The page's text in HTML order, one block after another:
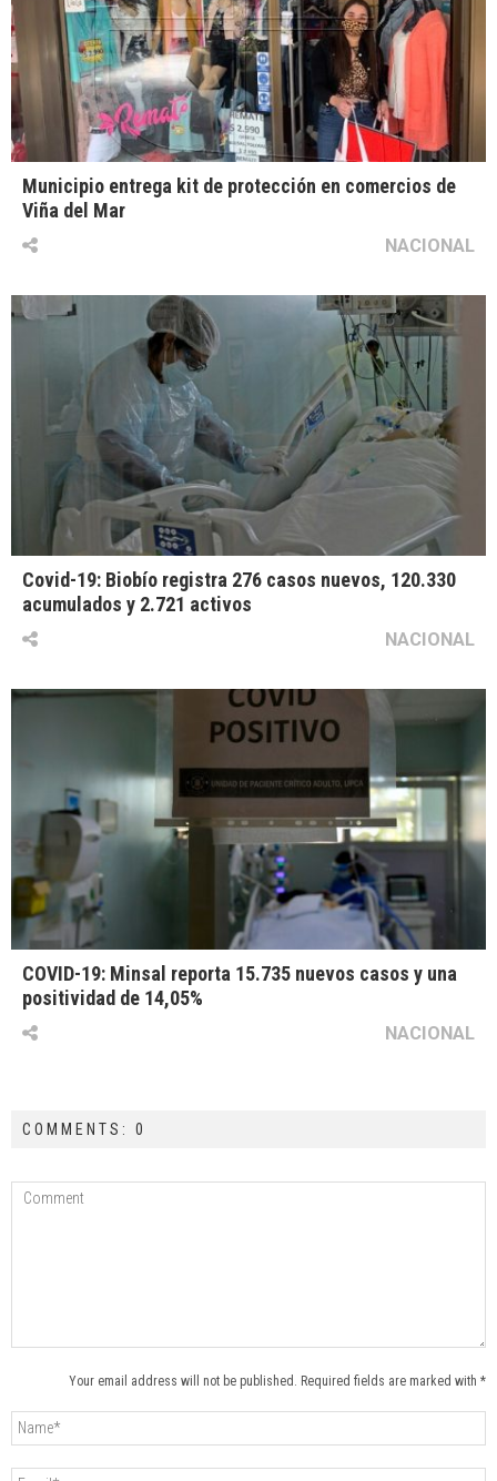
Municipio entrega kit de protección en comercios de
Viña del Mar
NACIONAL
Covid-19: Biobío registra 276 casos nuevos, 120.330
acumulados y 2.721 activos
NACIONAL
COVID-19: Minsal reporta 15.735 nuevos casos y una
positividad de 14,05%
NACIONAL
COMMENTS: 0
Your email address will not be published. Required fields are marked with *